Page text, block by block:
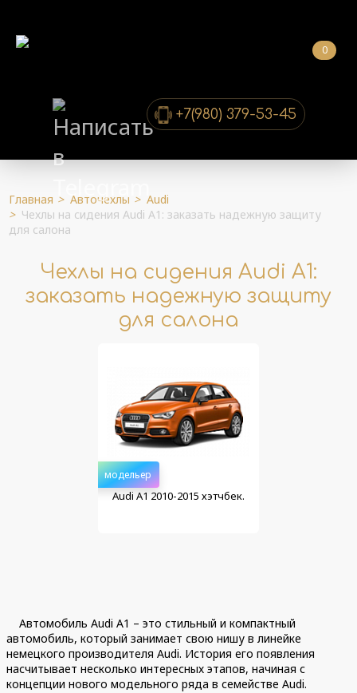
0
+7(980) 379-53-45
Главная > Авточехлы > Audi
> Чехлы на сидения Audi A1: заказать надежную защиту
для салона
Чехлы на сидения Audi A1:
заказать надежную защиту
для салона
Audi A1 2010-2015 хэтчбек.
модельер
Автомобиль Audi A1 – это стильный и компактный
автомобиль, который занимает свою нишу в линейке
немецкого производителя Audi. История его появления
насчитывает несколько интересных этапов, начиная с
концепции нового модельного ряда в семействе Audi.